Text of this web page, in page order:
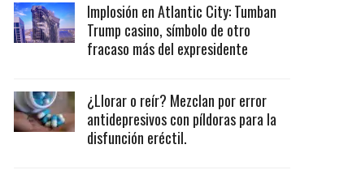
Implosión en Atlantic City: Tumban
Trump casino, símbolo de otro
fracaso más del expresidente
¿Llorar o reír? Mezclan por error
antidepresivos con píldoras para la
disfunción eréctil.